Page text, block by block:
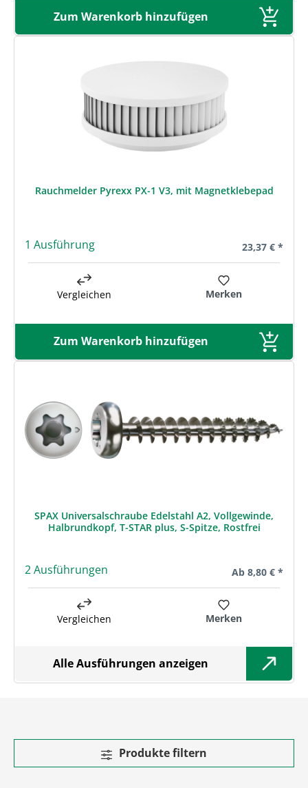
Zum Warenkorb hinzufügen
Rauchmelder Pyrexx PX-1 V3, mit Magnetklebepad
1 Ausführung Regulärer
23,37 € *
Vergleichen Merken
Zum Warenkorb hinzufügen
SPAX Universalschraube Edelstahl A2, Vollgewinde,
Halbrundkopf, T-STAR plus, S-Spitze, Rostfrei
2 Ausführungen Regulärer Preis:
Ab 8,80 € *
Vergleichen Merken
Alle Ausführungen anzeigen
Produkte filtern